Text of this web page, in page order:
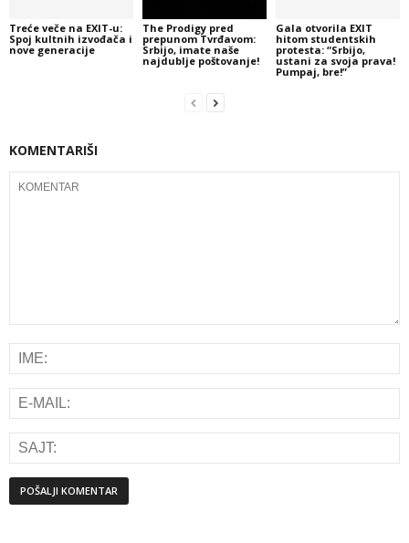
Treće veče na EXIT-u:
Spoj kultnih izvođača i
nove generacije
The Prodigy pred
prepunom Tvrđavom:
Srbijo, imate naše
najdublje poštovanje!
Gala otvorila EXIT
hitom studentskih
protesta: “Srbijo,
ustani za svoja prava!
Pumpaj, bre!”
KOMENTARIŠI